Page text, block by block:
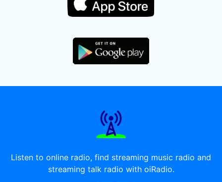
Listen to online radio, find streaming music radio and
streaming talk radio with oiRadio.